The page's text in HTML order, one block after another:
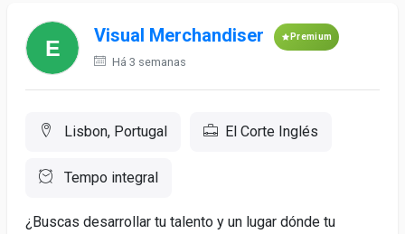
Visual Merchandiser Premium
Há 3 semanas
Lisbon, Portugal El Corte Inglés
Tempo integral
¿Buscas desarrollar tu talento y un lugar dónde tu